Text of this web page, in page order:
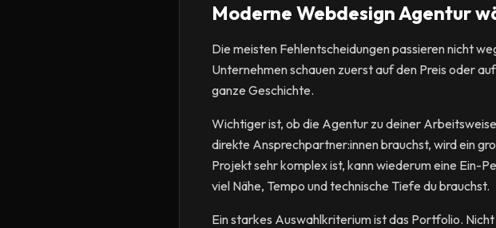
Moderne Webdesign Agentur
Die meisten Fehlentscheidungen passieren nicht
Unternehmen schauen zuerst auf den Preis oder
ganze Geschichte.
Wichtiger ist, ob die Agentur zu deiner
direkte Ansprechpartner:innen brauchst, wird ein
Projekt sehr komplex ist, kann wiederum eine Ein-
viel Nähe, Tempo und technische Tiefe du brauchst.
Ein starkes Auswahlkriterium ist das Portfolio.